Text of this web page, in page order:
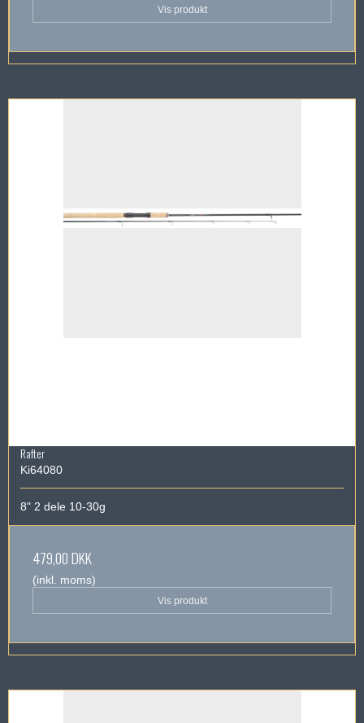
Vis produkt
Rafter
Ki64080
8" 2 dele 10-30g
479,00 DKK
(inkl. moms)
Vis produkt